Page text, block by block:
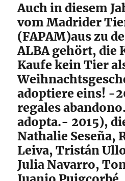
Auch in diesem
vom Madrider
(FAPAM)aus zu
ALBA gehört, die
Kaufe kein Tier
adoptiere eins! -
regales
adopta.- 2015),
Nathalie Seseña,
Leiva, Tristán
Julia Navarro,